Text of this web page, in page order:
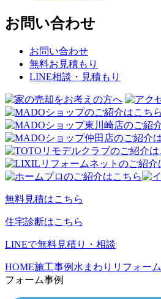
お問い合わせ
お問い合わせ
無料お見積もり
LINE相談・見積もり
無料見積はこちら
住宅診断はこちら
LINEで無料見積り・相談
HOME施工事例 水まわりリフォーム
フォーム事例